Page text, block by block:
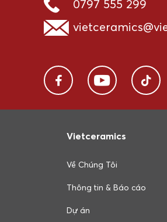
0797 555 299
Vietceramics
Về Chúng Tôi
Thông tin & Báo cáo
Dự án